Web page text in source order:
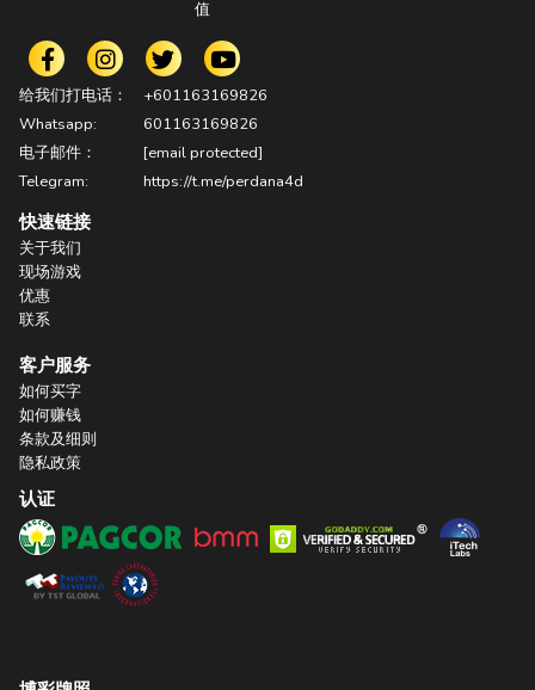
值
给我们打电话：
+601163169826
Whatsapp:
601163169826
电子邮件：
[email protected]
Telegram:
https://t.me/perdana4d
快速链接
关于我们
现场游戏
优惠
联系
客户服务
如何买字
如何赚钱
条款及细则
隐私政策
认证